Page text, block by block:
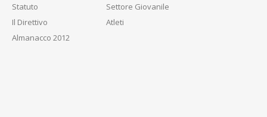
Statuto
Il Direttivo
Almanacco 2012
Settore Giovanile
Atleti